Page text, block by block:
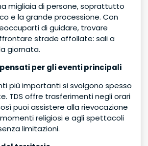
migliaia di persone, soprattutto
e la grande processione. Con
di guidare, trovare
strade affollate: sali a
giornata.
per gli eventi principali
più importanti si svolgono spesso
TDS offre trasferimenti negli orari
puoi assistere alla rievocazione
religiosi e agli spettacoli
limitazioni.